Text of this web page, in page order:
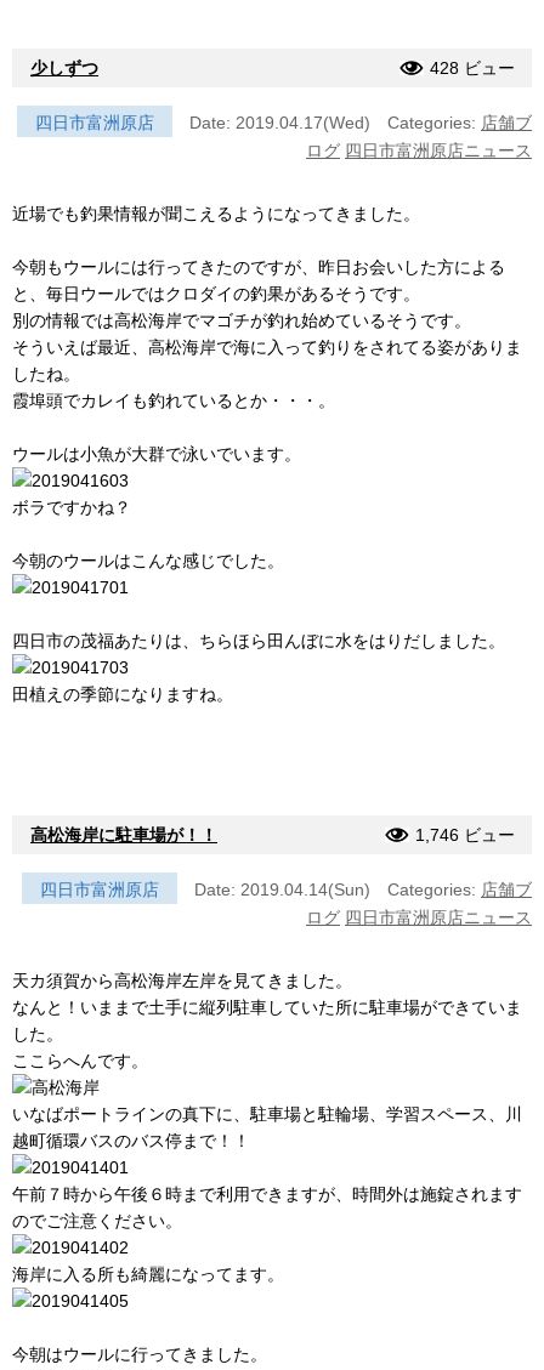
少しずつ 428 ビュー
四日市富洲原店 Date: 2019.04.17(Wed) Categories: 店舗ブ
ログ 四日市富洲原店ニュース
近場でも釣果情報が聞こえるようになってきました。
今朝もウールには行ってきたのですが、昨日お会いした方による
と、毎日ウールではクロダイの釣果があるそうです。
別の情報では高松海岸でマゴチが釣れ始めているそうです。
そういえば最近、高松海岸で海に入って釣りをされてる姿がありま
したね。
霞埠頭でカレイも釣れているとか・・・。
ウールは小魚が大群で泳いでいます。
ボラですかね？
今朝のウールはこんな感じでした。
四日市の茂福あたりは、ちらほら田んぼに水をはりだしました。
田植えの季節になりますね。
高松海岸に駐車場が！！ 1,746 ビュー
四日市富洲原店 Date: 2019.04.14(Sun) Categories: 店舗ブ
ログ 四日市富洲原店ニュース
天カ須賀から高松海岸左岸を見てきました。
なんと！いままで土手に縦列駐車していた所に駐車場ができていま
した。
ここらへんです。
いなばポートラインの真下に、駐車場と駐輪場、学習スペース、川
越町循環バスのバス停まで！！
午前７時から午後６時まで利用できますが、時間外は施錠されます
のでご注意ください。
海岸に入る所も綺麗になってます。
今朝はウールに行ってきました。